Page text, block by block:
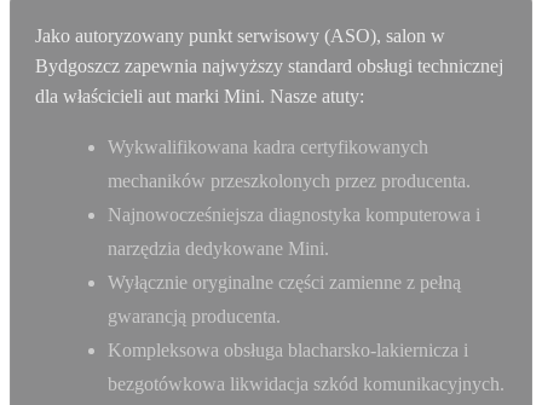
Jako autoryzowany punkt serwisowy (ASO), salon w
Bydgoszcz zapewnia najwyższy standard obsługi technicznej
dla właścicieli aut marki Mini. Nasze atuty:
Wykwalifikowana kadra certyfikowanych
mechaników przeszkolonych przez producenta.
Najnowocześniejsza diagnostyka komputerowa i
narzędzia dedykowane Mini.
Wyłącznie oryginalne części zamienne z pełną
gwarancją producenta.
Kompleksowa obsługa blacharsko-lakiernicza i
bezgotówkowa likwidacja szkód komunikacyjnych.